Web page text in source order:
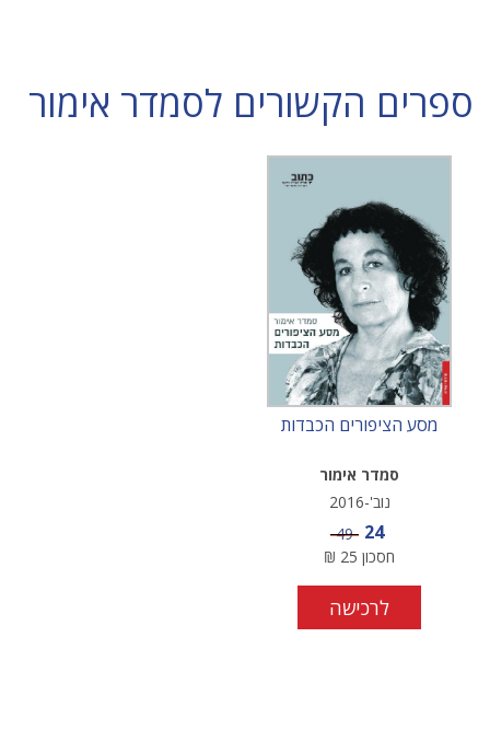
ספרים הקשורים לסמדר אימור
מסע הציפורים הכבדות
סמדר אימור
נוב'-2016
מחיר מבצע
24 מחיר
49
חסכון 25
₪
לרכישה